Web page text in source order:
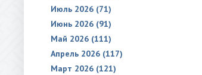
Июль 2026 (71)
Июнь 2026 (91)
Май 2026 (111)
Апрель 2026 (117)
Март 2026 (121)